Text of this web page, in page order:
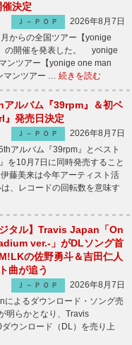
決定
Ｊ－ＰＯＰ
2026年8月7日
からの全国ツアー【yonige
の開催を発表した。 yonige
ンツアー【yonige one man
マンツアー … 続きを読む
アルバム『39rpm』＆初ベ
』発売日決定
Ｊ－ＰＯＰ
2026年8月7日
アルバム『39rpm』とベスト
を10月7日に同時発売すること
藤美来は今年アーティスト活
、レコードの回転数を意味す
ジタル】Travis Japan「On
ver.-」がDLソング首
の佐野勇斗＆吉田仁人
曲が追う
Ｊ－ＰＯＰ
2026年8月7日
によるダウンロード・ソング売
明らかとなり、Travis
ウンロード（DL）を売り上